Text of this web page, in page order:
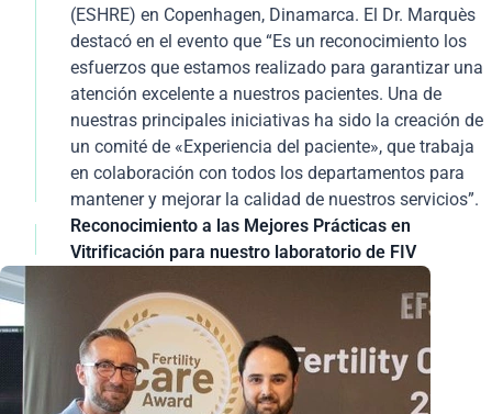
(ESHRE) en Copenhagen, Dinamarca. El Dr. Marquès
destacó en el evento que “Es un reconocimiento los
esfuerzos que estamos realizado para garantizar una
atención excelente a nuestros pacientes. Una de
nuestras principales iniciativas ha sido la creación de
un comité de «Experiencia del paciente», que trabaja
en colaboración con todos los departamentos para
mantener y mejorar la calidad de nuestros servicios”.
Reconocimiento a las Mejores Prácticas en
Vitrificación para nuestro laboratorio de FIV
El laboratorio de Institut Marquès ha sido premiado
por sus excelentes resultados clínicos en vitrificación
de embriones y ovocitos. La marca Kitazato otorga
estos galardones entre las clínicas de Reproducción
Asistida que utilizan su medio de vitrificación junto